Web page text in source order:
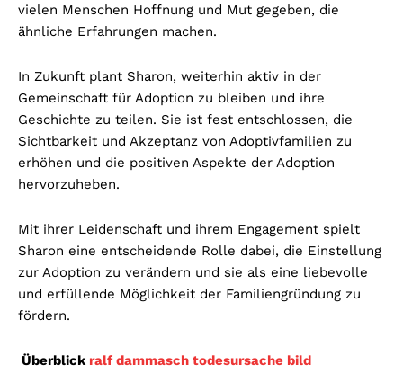
vielen Menschen Hoffnung und Mut gegeben, die
ähnliche Erfahrungen machen.
In Zukunft plant Sharon, weiterhin aktiv in der
Gemeinschaft für Adoption zu bleiben und ihre
Geschichte zu teilen. Sie ist fest entschlossen, die
Sichtbarkeit und Akzeptanz von Adoptivfamilien zu
erhöhen und die positiven Aspekte der Adoption
hervorzuheben.
Mit ihrer Leidenschaft und ihrem Engagement spielt
Sharon eine entscheidende Rolle dabei, die Einstellung
zur Adoption zu verändern und sie als eine liebevolle
und erfüllende Möglichkeit der Familiengründung zu
fördern.
Überblick ralf dammasch todesursache bild